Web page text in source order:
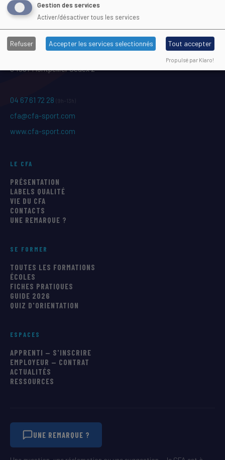
Maison Régionale des Sports
1039 rue Georges Méliès CS 37093
34967 Montpellier Cedex 2
04 67 61 72 28 (9h–13h)
cfa@cfa-sport.com
www.cfa-sport.com
LE CFA
PRÉSENTATION
LABELS QUALITÉ
VIE DU CFA
CONTACTS
UNE REMARQUE ?
SE FORMER
TOUTES LES FORMATIONS
ÉCOLES
FICHES PRATIQUES
GUIDE 2026
QUIZ D'ORIENTATION
ESPACES
APPRENTI — S'INSCRIRE
EMPLOYEUR — CONTRAT
ACTUALITÉS
RESSOURCES
UNE REMARQUE ?
Gestion des services
Activer/désactiver tous les services
Refuser Accepter les services selectionnés Tout accepter
Propulsé par Klaro!